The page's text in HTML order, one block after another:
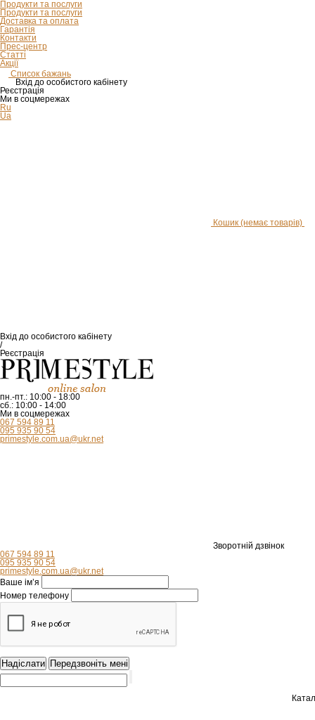
Продукти та послуги
Продукти та послуги
Доставка та оплата
Гарантія
Контакти
Прес-центр
Статті
Акції
Список бажань
Вхід до особистого кабінету
Реєстрація
Ми в соцмережах
Ru
Ua
Кошик (немає товарів)
Вхід до особистого кабінету
/
Реєстрація
пн.-пт.: 10:00 - 18:00
сб.: 10:00 - 14:00
Ми в соцмережах
067 594 89 11
095 935 90 54
primestyle.com.ua@ukr.net
Зворотній дзвінок
067 594 89 11
095 935 90 54
primestyle.com.ua@ukr.net
Ваше ім’я
Номер телефону